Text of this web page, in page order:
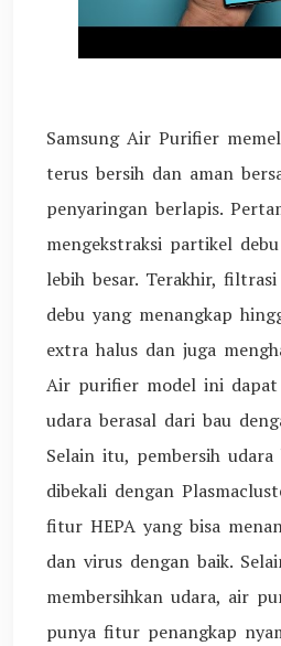
Samsung Air Purifier
terus bersih dan aman
penyaringan berlapis.
mengekstraksi partikel
lebih besar. Terakhir,
debu yang menangkap
extra halus dan juga
Air purifier model ini dapat
udara berasal dari bau
Selain itu, pembersih
dibekali dengan
fitur HEPA yang bisa
dan virus dengan baik.
membersihkan udara, air
punya fitur penangkap